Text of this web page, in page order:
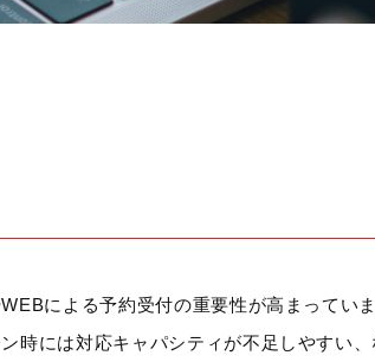
による予約受付の重要性が高まってい
時には対応キャパシティが不足しやすい